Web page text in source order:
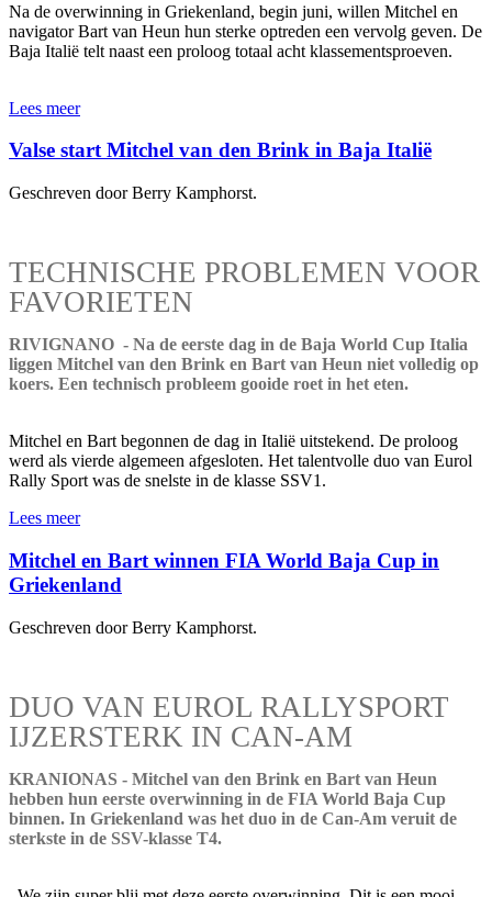
Na de overwinning in Griekenland, begin juni, willen Mitchel en
navigator Bart van Heun hun sterke optreden een vervolg geven. De
Baja Italië telt naast een proloog totaal acht klassementsproeven.
Lees meer
Valse start Mitchel van den Brink in Baja Italië
Geschreven door Berry Kamphorst.
TECHNISCHE PROBLEMEN VOOR
FAVORIETEN
RIVIGNANO - Na de eerste dag in de Baja World Cup Italia
liggen Mitchel van den Brink en Bart van Heun niet volledig op
koers. Een technisch probleem gooide roet in het eten.
Mitchel en Bart begonnen de dag in Italië uitstekend. De proloog
werd als vierde algemeen afgesloten. Het talentvolle duo van Eurol
Rally Sport was de snelste in de klasse SSV1.
Lees meer
Mitchel en Bart winnen FIA World Baja Cup in
Griekenland
Geschreven door Berry Kamphorst.
DUO VAN EUROL RALLYSPORT
IJZERSTERK IN CAN-AM
KRANIONAS - Mitchel van den Brink en Bart van Heun
hebben hun eerste overwinning in de FIA World Baja Cup
binnen. In Griekenland was het duo in de Can-Am veruit de
sterkste in de SSV-klasse T4.